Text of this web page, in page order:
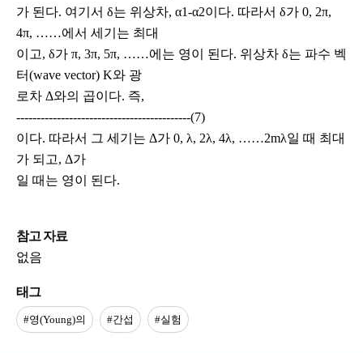
가 된다. 여기서 δ는 위상차, α1-α2이다. 따라서 δ가 0, 2π,
4π, ……에서 세기는 최대
이고, δ가 π, 3π, 5π, ……에는 영이 된다. 위상차 δ는 파수 벡
터(wave vector) K와 광
로차 Δ와의 곱이다. 즉,
-------------------------------------------(7)
이다. 따라서 그 세기는 Δ가 0, λ, 2λ, 4λ, ……2mλ일 때 최대
가 되고, Δ가
일 때는 영이 된다.
참고 자료
없음
태그
#영(Young)의 #간섭 #실험